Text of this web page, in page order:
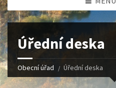
Úřední deska
Obecní úřad Úřední deska